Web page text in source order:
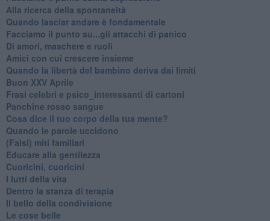
​Alla ricerca della spontaneità
​Quando lasciar andare è fondamentale
Facciamo il punto su...gli attacchi di panico
Di amori, maschere e ruoli
​Amici con cui crescere insieme
​Quando la libertà del bambino deriva dai limiti
Buon XXV Aprile
​Frasi celebri e psico_interessanti di cartoni
​Panchine rosso sangue
​Cosa dice il tuo corpo della tua mente?
​Quando le parole uccidono
​(Falsi) miti familiari
​Educare alla gentilezza
​Cuoricini, cuoricini
I lutti della vita
​Dentro la stanza di terapia
​Il bello della condivisione
Le cose belle